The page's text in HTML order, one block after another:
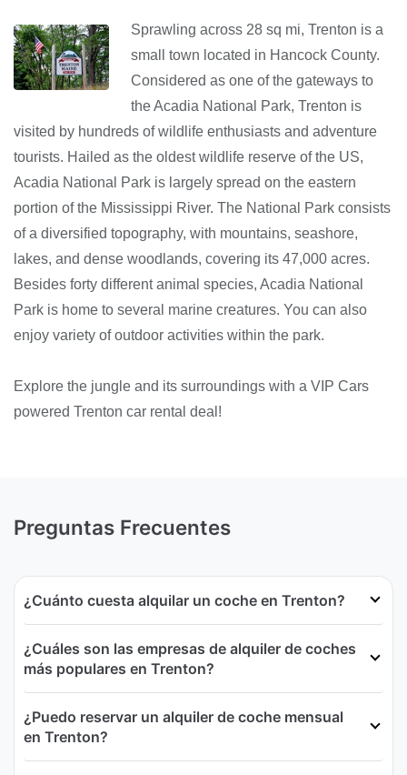
Sprawling across 28 sq mi, Trenton is a
small town located in Hancock County.
Considered as one of the gateways to
the Acadia National Park, Trenton is
visited by hundreds of wildlife enthusiasts and adventure
tourists. Hailed as the oldest wildlife reserve of the US,
Acadia National Park is largely spread on the eastern
portion of the Mississippi River. The National Park consists
of a diversified topography, with mountains, seashore,
lakes, and dense woodlands, covering its 47,000 acres.
Besides forty different animal species, Acadia National
Park is home to several marine creatures. You can also
enjoy variety of outdoor activities within the park.
Explore the jungle and its surroundings with a VIP Cars
powered Trenton car rental deal!
Preguntas Frecuentes
¿Cuánto cuesta alquilar un coche en Trenton?
¿Cuáles son las empresas de alquiler de coches
más populares en Trenton?
¿Puedo reservar un alquiler de coche mensual
en Trenton?